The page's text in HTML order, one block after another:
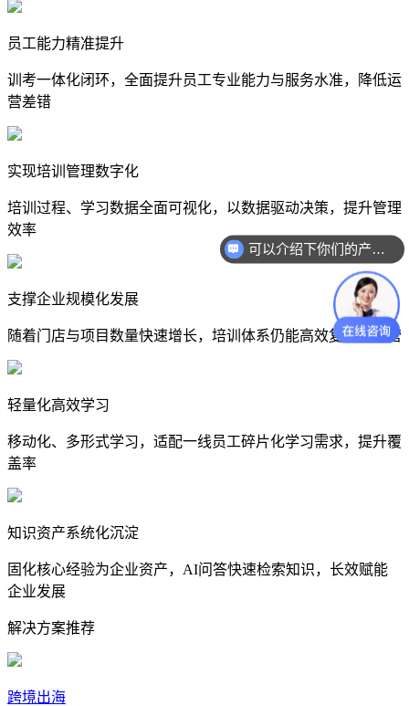
员工能力精准提升
训考一体化闭环，全面提升员工专业能力与服务水准，降低运
营差错
实现培训管理数字化
培训过程、学习数据全面可视化，以数据驱动决策，提升管理
效率
支撑企业规模化发展
随着门店与项目数量快速增长，培训体系仍能高效复制与运营
轻量化高效学习
移动化、多形式学习，适配一线员工碎片化学习需求，提升覆
盖率
知识资产系统化沉淀
固化核心经验为企业资产，AI问答快速检索知识，长效赋能
企业发展
解决方案推荐
跨境出海
可以介绍下你们的产品么？